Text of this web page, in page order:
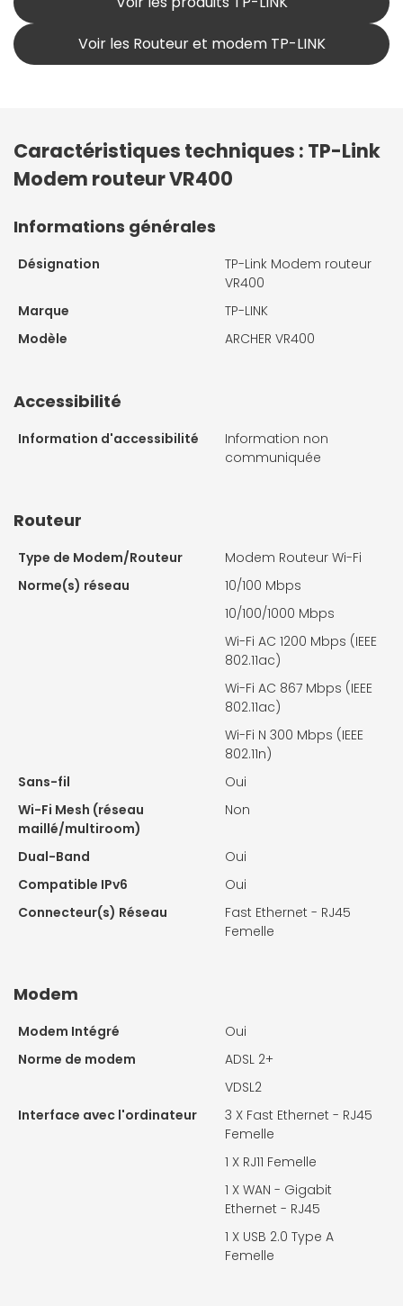
Voir les Routeur et modem TP-LINK
Caractéristiques techniques : TP-Link
Modem routeur VR400
Informations générales
Désignation
TP-Link Modem routeur
VR400
Marque
TP-LINK
Modèle
ARCHER VR400
Accessibilité
Information d'accessibilité
Information non
communiquée
Routeur
Type de Modem/Routeur
Modem Routeur Wi-Fi
Norme(s) réseau
10/100 Mbps
10/100/1000 Mbps
Wi-Fi AC 1200 Mbps (IEEE
802.11ac)
Wi-Fi AC 867 Mbps (IEEE
802.11ac)
Wi-Fi N 300 Mbps (IEEE
802.11n)
Sans-fil
Oui
Wi-Fi Mesh (réseau
maillé/multiroom)
Non
Dual-Band
Oui
Compatible IPv6
Oui
Connecteur(s) Réseau
Fast Ethernet - RJ45
Femelle
Modem
Modem Intégré
Oui
Norme de modem
ADSL 2+
VDSL2
Interface avec l'ordinateur
3 X Fast Ethernet - RJ45
Femelle
1 X RJ11 Femelle
1 X WAN - Gigabit
Ethernet - RJ45
1 X USB 2.0 Type A
Femelle